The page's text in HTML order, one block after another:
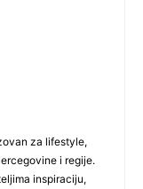
za lifestyle,
i regije.
inspiraciju,